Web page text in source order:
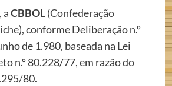
aCBBOL(Confederação
), conforme Deliberação n.º
de 1.980, baseada na Lei
n.º 80.228/77, em razão do
80.